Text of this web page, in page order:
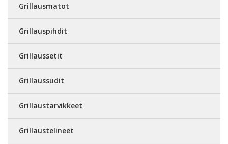
Grillausmatot
Grillauspihdit
Grillaussetit
Grillaussudit
Grillaustarvikkeet
Grillaustelineet